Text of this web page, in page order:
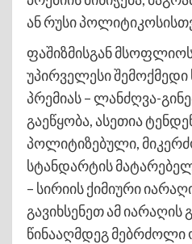
ან რუსი
ფაშიზმისგან
უპირველესი
პრემიას – ლანძღვა-
გაეწყობა, ასეთია
პოლიტიზებული,
სტანდარტის
– სირიის ქიმიური
გავიხსენეთ ამ იარაღის
წინააღმდეგ მებრძოლი